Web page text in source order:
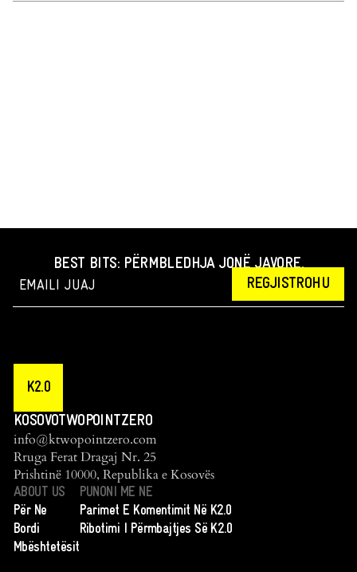
BEST BITS: PËRMBLEDHJA JONË JAVORE.
REGJISTROHU
K2.0
KOSOVOTWOPOINTZERO
info@ktwopointzero.com
Rruga Ferat Dragaj Nr. 25
Prishtinë 10000, Republika e Kosovës
ABOUT US
Për Ne
Bordi
Mbështetësit
PUNONI ME NE
Parimet E Komentimit Në K2.0
Ribotimi I Përmbajtjes Së K2.0